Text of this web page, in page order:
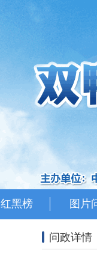
红黑榜 图片
问政详情